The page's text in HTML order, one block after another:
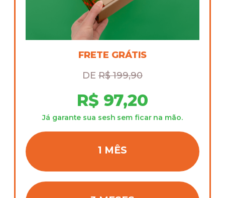
FRETE GRÁTIS
DER$ 199,90
R$ 97,20
Já garante sua sesh sem ficar na mão.
1 MÊS